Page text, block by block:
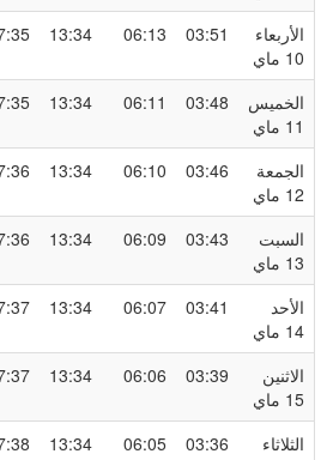
03:51
06:13
13:34
17:35
03:48
06:11
13:34
17:35
03:46
06:10
13:34
17:36
03:43
06:09
13:34
17:36
03:41
06:07
13:34
17:37
03:39
06:06
13:34
17:37
03:36
06:05
13:34
17:38